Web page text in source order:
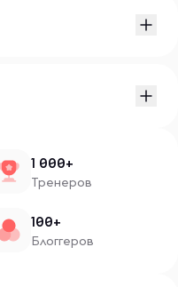
1 000+
Тренеров
100+
Блоггеров